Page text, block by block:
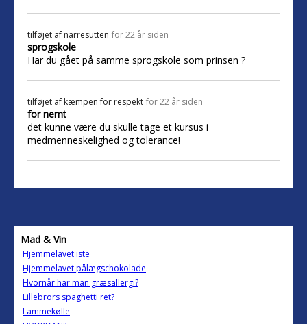
tilføjet af narresutten for 22 år siden
sprogskole
Har du gået på samme sprogskole som prinsen ?
tilføjet af kæmpen for respekt for 22 år siden
for nemt
det kunne være du skulle tage et kursus i
medmenneskelighed og tolerance!
Mad & Vin
Hjemmelavet iste
Hjemmelavet pålægschokolade
Hvornår har man græsallergi?
Lillebrors spaghetti ret?
Lammekølle